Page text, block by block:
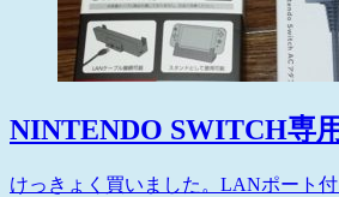
NINTENDO SWITCH専
けっきょく買いました。LANポート